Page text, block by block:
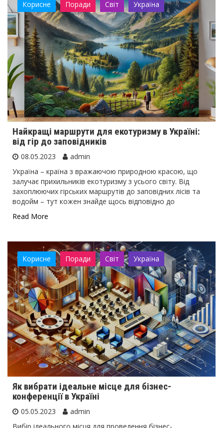
Корисне Поради Світ Україна
Найкращі маршрути для екотуризму в Україні:
від гір до заповідників
08.05.2023
admin
Україна – країна з вражаючою природною красою, що
залучає прихильників екотуризму з усього світу. Від
захоплюючих гірських маршрутів до заповідних лісів та
водойм – тут кожен знайде щось відповідно до
Read More
Корисне Поради Світ Україна
Як вибрати ідеальне місце для бізнес-
конференції в Україні
05.05.2023
admin
Вибір ідеального місця для проведення бізнес-